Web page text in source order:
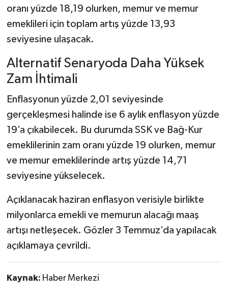
oranı yüzde 18,19 olurken, memur ve memur
emeklileri için toplam artış yüzde 13,93
seviyesine ulaşacak.
Alternatif Senaryoda Daha Yüksek
Zam İhtimali
Enflasyonun yüzde 2,01 seviyesinde
gerçekleşmesi halinde ise 6 aylık enflasyon yüzde
19’a çıkabilecek. Bu durumda SSK ve Bağ-Kur
emeklilerinin zam oranı yüzde 19 olurken, memur
ve memur emeklilerinde artış yüzde 14,71
seviyesine yükselecek.
Açıklanacak haziran enflasyon verisiyle birlikte
milyonlarca emekli ve memurun alacağı maaş
artışı netleşecek. Gözler 3 Temmuz’da yapılacak
açıklamaya çevrildi.
Kaynak: Haber Merkezi